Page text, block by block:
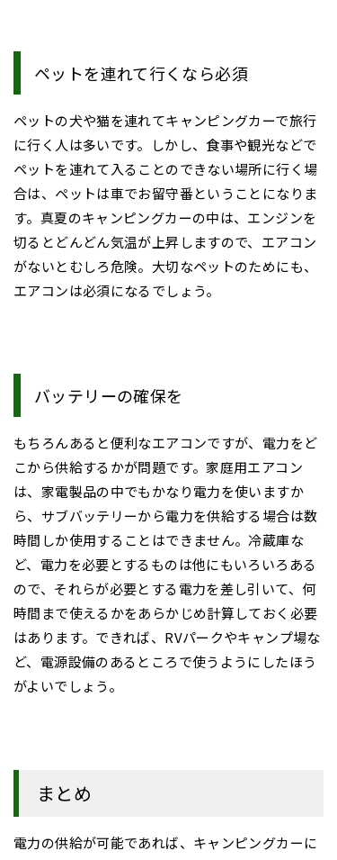
ペットを連れて行くなら必須
ペットの犬や猫を連れてキャンピングカーで旅行
に行く人は多いです。しかし、食事や観光などで
ペットを連れて入ることのできない場所に行く場
合は、ペットは車でお留守番ということになりま
す。真夏のキャンピングカーの中は、エンジンを
切るとどんどん気温が上昇しますので、エアコン
がないとむしろ危険。大切なペットのためにも、
エアコンは必須になるでしょう。
バッテリーの確保を
もちろんあると便利なエアコンですが、電力をど
こから供給するかが問題です。家庭用エアコン
は、家電製品の中でもかなり電力を使いますか
ら、サブバッテリーから電力を供給する場合は数
時間しか使用することはできません。冷蔵庫な
ど、電力を必要とするものは他にもいろいろある
ので、それらが必要とする電力を差し引いて、何
時間まで使えるかをあらかじめ計算しておく必要
はあります。できれば、RVパークやキャンプ場な
ど、電源設備のあるところで使うようにしたほう
がよいでしょう。
まとめ
電力の供給が可能であれば、キャンピングカーに